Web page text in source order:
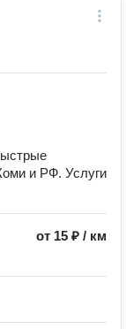
и РФ. Услуги
от 15 ₽ / км